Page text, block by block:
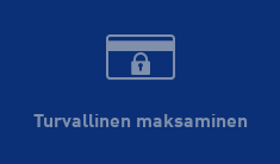
Turvallinen maksaminen